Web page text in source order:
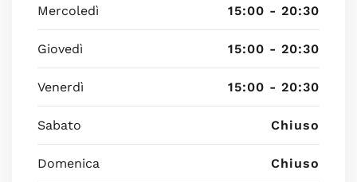
Mercoledì 15:00 - 20:30
Giovedì 15:00 - 20:30
Venerdì 15:00 - 20:30
Sabato Chiuso
Domenica Chiuso